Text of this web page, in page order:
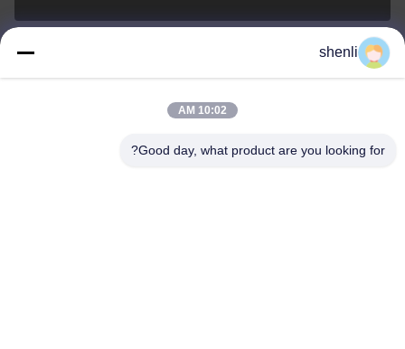
shenli@shenlirigging.com
shenli
10:02 AM
Good day, what product are you looking for?